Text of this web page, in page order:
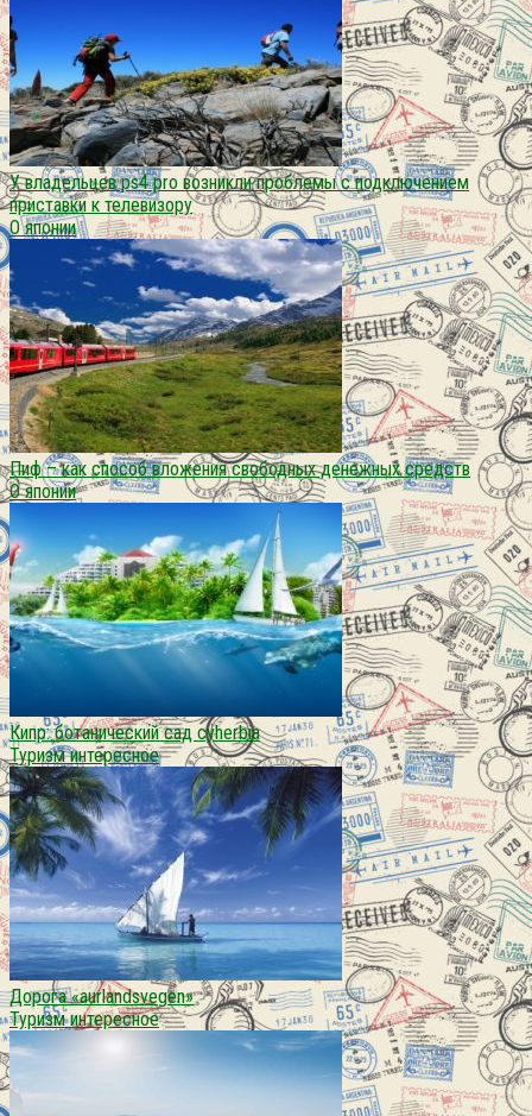
У владельцев ps4 pro возникли проблемы с подключением
приставки к телевизору
О японии
Пиф – как способ вложения свободных денежных средств
О японии
Кипр: ботанический сад cyherbia
Туризм интересное
Дорога «aurlandsvegen»
Туризм интересное